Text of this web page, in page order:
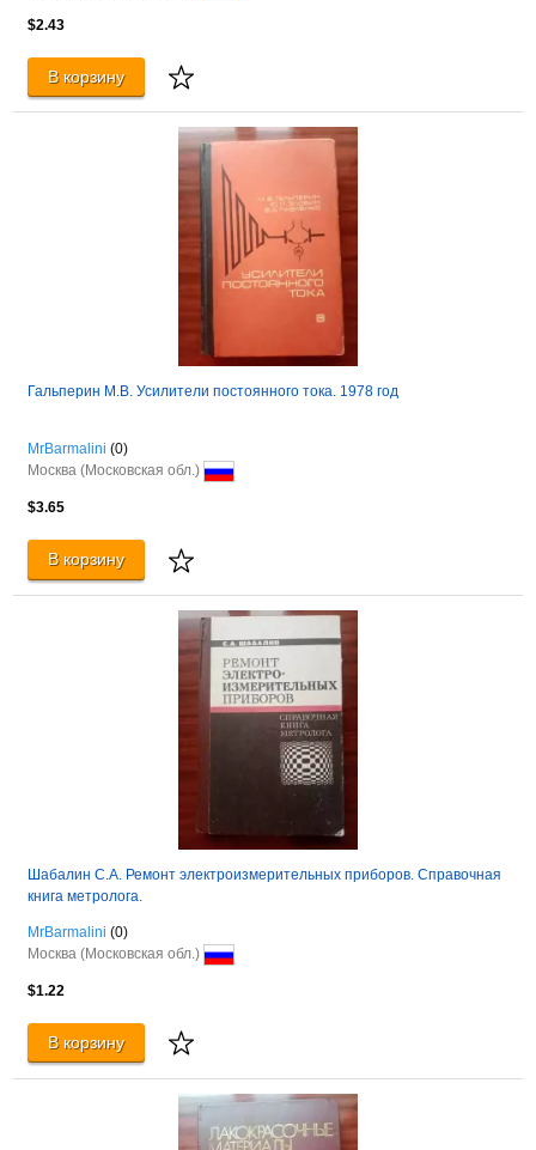
$2.43
В корзину
Гальперин М.В. Усилители постоянного тока. 1978 год
MrBarmalini (0)
Москва (Московская обл.)
$3.65
В корзину
Шабалин С.А. Ремонт электроизмерительных приборов. Справочная
книга метролога.
MrBarmalini (0)
Москва (Московская обл.)
$1.22
В корзину